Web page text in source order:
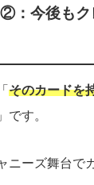
：今後もク
そのカードを
です。
ニーズ舞台で